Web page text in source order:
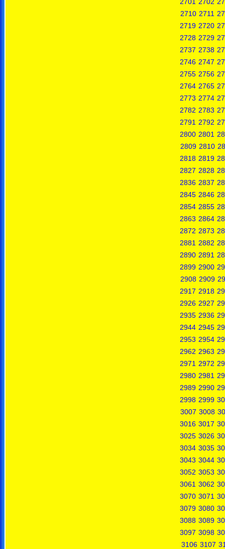
2710 2711
2719 2720
2728 2729
2737 2738
2746 2747
2755 2756
2764 2765
2773 2774
2782 2783
2791 2792
2800 2801
2809 2810
2818 2819
2827 2828
2836 2837
2845 2846
2854 2855
2863 2864
2872 2873
2881 2882
2890 2891
2899 2900
2908 2909
2917 2918
2926 2927
2935 2936
2944 2945
2953 2954
2962 2963
2971 2972
2980 2981
2989 2990
2998 2999
3007 3008
3016 3017
3025 3026
3034 3035
3043 3044
3052 3053
3061 3062
3070 3071
3079 3080
3088 3089
3097 3098
3106 3107